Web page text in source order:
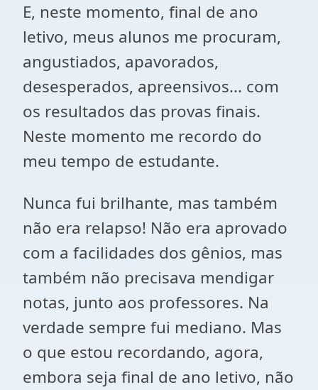
E, neste momento, final de ano
letivo, meus alunos me procuram,
angustiados, apavorados,
desesperados, apreensivos... com
os resultados das provas finais.
Neste momento me recordo do
meu tempo de estudante.
Nunca fui brilhante, mas também
não era relapso! Não era aprovado
com a facilidades dos gênios, mas
também não precisava mendigar
notas, junto aos professores. Na
verdade sempre fui mediano. Mas
o que estou recordando, agora,
embora seja final de ano letivo, não